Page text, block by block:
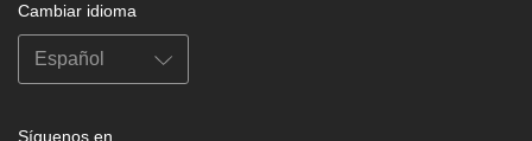
Cambiar idioma
Síguenos en